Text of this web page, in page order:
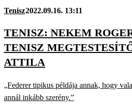
Tenisz2022.09.16. 13:11
TENISZ: NEKEM
TENISZ
ATTILA
„Federer tipikus példája annak, hogy
annál inkább szerény.”